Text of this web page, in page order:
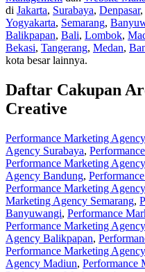
di Jakarta, Surabaya, Denpasar,
Yogyakarta, Semarang,
Balikpapan, Bali, Lombok,
Bekasi, Tangerang, Medan,
kota besar lainnya.
Daftar Cakupan
Creative
Performance Marketing
Agency Surabaya,
Performance Marketing
Agency Bandung,
Performance Marketing
Marketing Agency Semarang,
Banyuwangi, Performance
Performance Marketing
Agency Balikpapan,
Performance Marketing
Agency Madiun, Performance